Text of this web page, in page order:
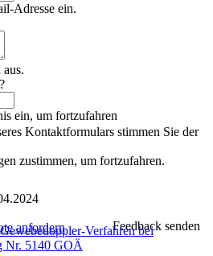
Adresse ein.
ein, um fortzufahren
Kontaktformulars stimmen Sie der
zustimmen, um fortzufahren.
Feedback senden
anfordern
Verfahren bei
Nr. 5140 GOÄ